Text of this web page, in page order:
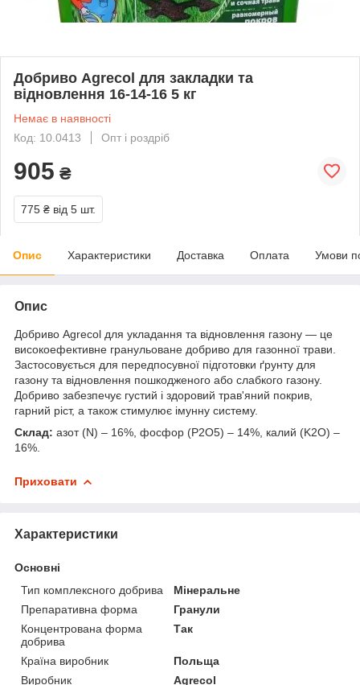
Добриво Agrecol для закладки та
відновлення 16-14-16 5 кг
Немає в наявності
Код: 10.0413
Опт і роздріб
905 ₴
775 ₴ від 5 шт.
Опис Характеристики Доставка Оплата Умови
Опис
Добриво Agrecol для укладання та відновлення газону — це
високоефективне гранульоване добриво для газонної трави.
Застосовується для передпосувної підготовки ґрунту для
газону та відновлення пошкодженого або слабкого газону.
Добриво забезпечує густий і здоровий трав'яний покрив,
гарний ріст, а також стимулює імунну систему.
Склад: азот (N) – 16%, фосфор (P2O5) – 14%, калий (K2O) –
16%.
Приховати
Характеристики
Основні
Тип комплексного добрива
Мінеральне
Препаративна форма
Гранули
Концентрована форма
добрива
Так
Країна виробник
Польща
Виробник
Agrecol